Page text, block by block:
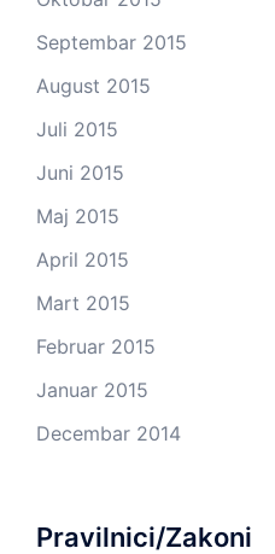
Septembar 2015
August 2015
Juli 2015
Juni 2015
Maj 2015
April 2015
Mart 2015
Februar 2015
Januar 2015
Decembar 2014
Pravilnici/Zakoni